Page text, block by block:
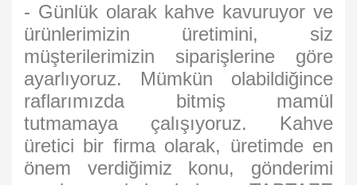
- Günlük olarak kahve kavuruyor ve
ürünlerimizin üretimini, siz
müşterilerimizin siparişlerine göre
ayarlıyoruz. Mümkün olabildiğince
raflarımızda bitmiş mamül
tutmamaya çalışıyoruz. Kahve
üretici bir firma olarak, üretimde en
önem verdiğimiz konu, gönderimi